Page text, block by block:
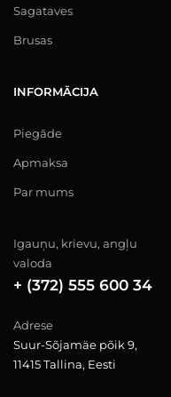
Sagataves
Brusas
INFORMĀCIJA
Piegāde
Apmaksa
Par mums
Igauņu, krievu, angļu
valoda
+ (372) 555 600 34
Adrese
Suur-Sõjamäe põik 9,
11415 Tallina, Eesti